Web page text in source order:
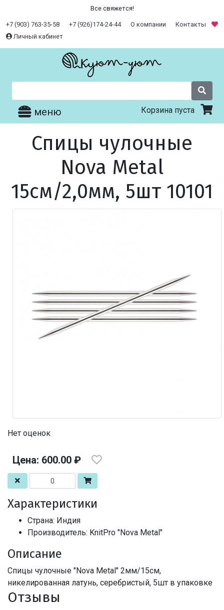
Все свяжется!
+7 (903) 763-35-58 +7 (926)174-24-44 О компании
Контакты
Личный кабинет
меню Корзина пуста
Спицы чулочные
Nova Metal
15см/2,0мм, 5шт 10101
Нет оценок
Цена: 600.00 ₽
Характеристики
Страна: Индия
Производитель: KnitPro "Nova Metal"
Описание
Спицы чулочные "Nova Metal" 2мм/15см,
никелированная латунь, серебристый, 5шт в упаковке
Отзывы